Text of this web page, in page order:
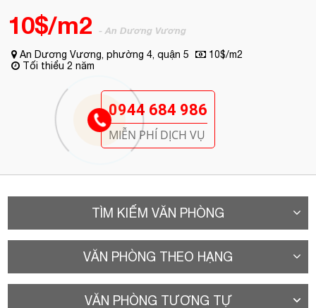
Tối thiểu 2 năm
0944 684 986
MIỄN PHÍ DỊCH VỤ
VĂN PHÒNG THEO HẠNG
VĂN PHÒNG TƯƠNG TỰ